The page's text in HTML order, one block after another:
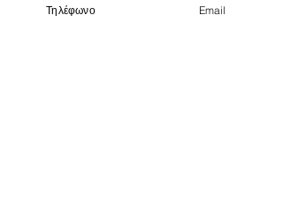
Διπλό ολοκλήρωμα
Τηλέφωνο Email